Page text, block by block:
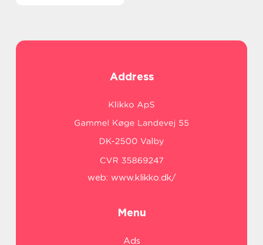
Address
web: www.klikko.dk/
Menu
Ads